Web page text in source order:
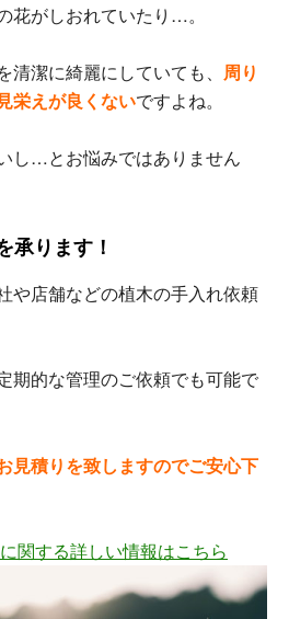
花がしおれていたり…。
潔に綺麗にしていても、 周り
栄えが良くないですよね。
し…とお悩みではありません
承ります！
や店舗などの植木の手入れ依頼
期的な管理のご依頼でも可能で
見積りを致しますのでご安心下
関する詳しい情報はこちら